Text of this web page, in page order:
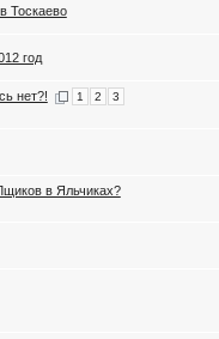
Тоскаево
год
нет?! 1 2 3
в Яльчиках?